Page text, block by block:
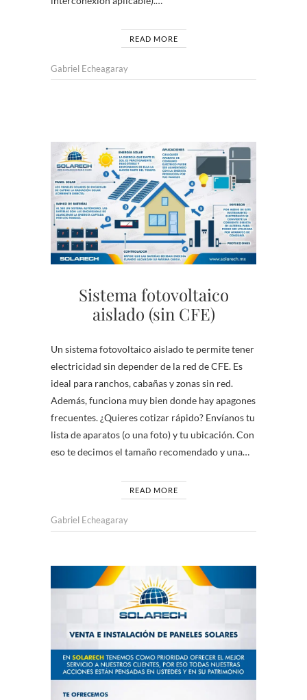
READ MORE
Gabriel Echeagaray
Sistema fotovoltaico
aislado (sin CFE)
Un sistema fotovoltaico aislado te permite tener
electricidad sin depender de la red de CFE. Es
ideal para ranchos, cabañas y zonas sin red.
Además, funciona muy bien donde hay apagones
frecuentes. ¿Quieres cotizar rápido? Envíanos tu
lista de aparatos (o una foto) y tu ubicación. Con
eso te decimos el tamaño recomendado y una…
READ MORE
Gabriel Echeagaray